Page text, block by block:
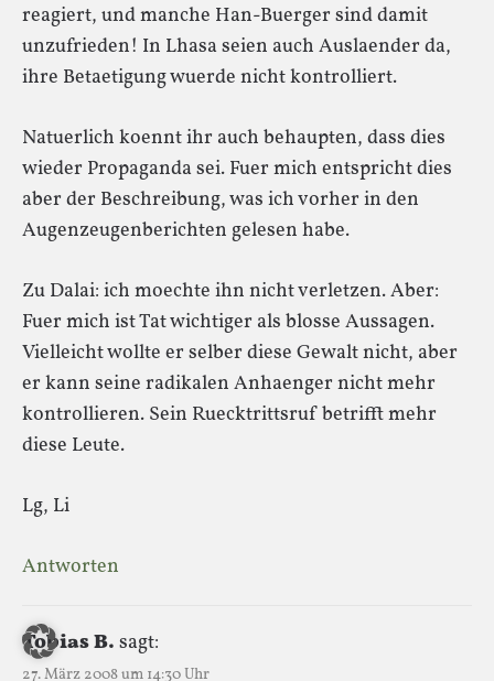
reagiert, und manche Han-Buerger sind damit
unzufrieden! In Lhasa seien auch Auslaender da,
ihre Betaetigung wuerde nicht kontrolliert.
Natuerlich koennt ihr auch behaupten, dass dies
wieder Propaganda sei. Fuer mich entspricht dies
aber der Beschreibung, was ich vorher in den
Augenzeugenberichten gelesen habe.
Zu Dalai: ich moechte ihn nicht verletzen. Aber:
Fuer mich ist Tat wichtiger als blosse Aussagen.
Vielleicht wollte er selber diese Gewalt nicht, aber
er kann seine radikalen Anhaenger nicht mehr
kontrollieren. Sein Ruecktrittsruf betrifft mehr
diese Leute.
Lg, Li
Antworten
Tobias B. sagt:
27. März 2008 um 14:30 Uhr